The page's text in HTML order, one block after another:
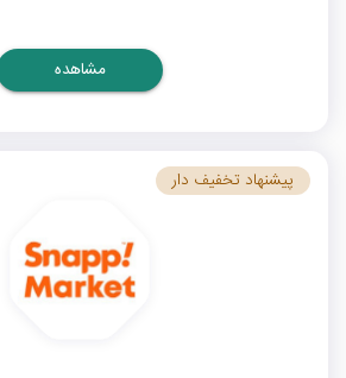
مشاهده
پیشنهاد تخفیف دار